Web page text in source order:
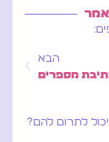
הבא
מספרים
לתרום להם?